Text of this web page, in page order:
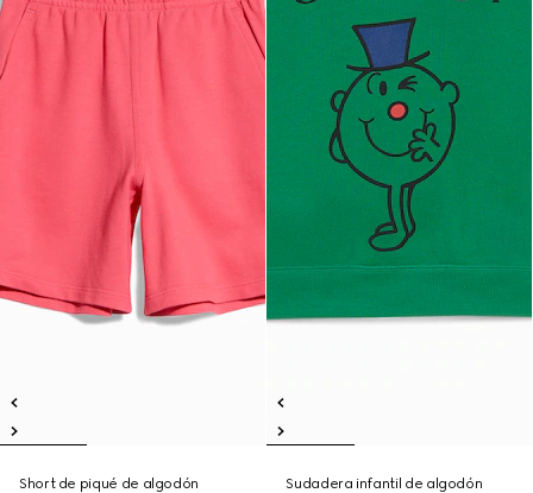
Short de piqué de algodón
Sudadera infantil de algodón